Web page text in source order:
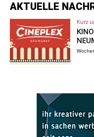
AKTUELLE
Kurz